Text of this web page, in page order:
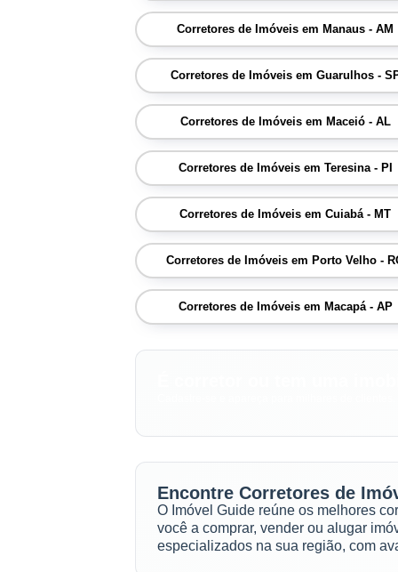
Corretores de Imóveis em Manaus - AM
Corretores de Imóveis em Guarulhos -
Corretores de Imóveis em Maceió - AL
Corretores de Imóveis em Teresina - PI
Corretores de Imóveis em Cuiabá - MT
Corretores de Imóveis em Porto Velho -
Corretores de Imóveis em Macapá - AP
Encontre Corretores de
O Imóvel Guide reúne os melhores
você a comprar, vender ou alugar
especializados na sua região, com